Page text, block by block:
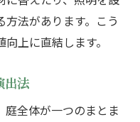
法があります。こう
上に直結します。
出法
全体が一つのまとま